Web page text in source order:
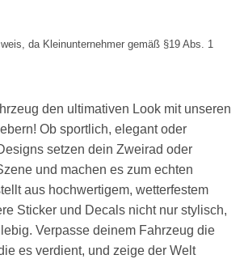
da Kleinunternehmer gemäß §19 Abs. 1
den ultimativen Look mit unseren
Ob sportlich, elegant oder
setzen dein Zweirad oder
und machen es zum echten
aus hochwertigem, wetterfestem
Sticker und Decals nicht nur stylisch,
Verpasse deinem Fahrzeug die
es verdient, und zeige der Welt